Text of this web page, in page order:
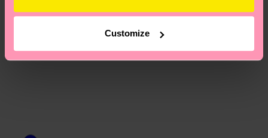
Customize